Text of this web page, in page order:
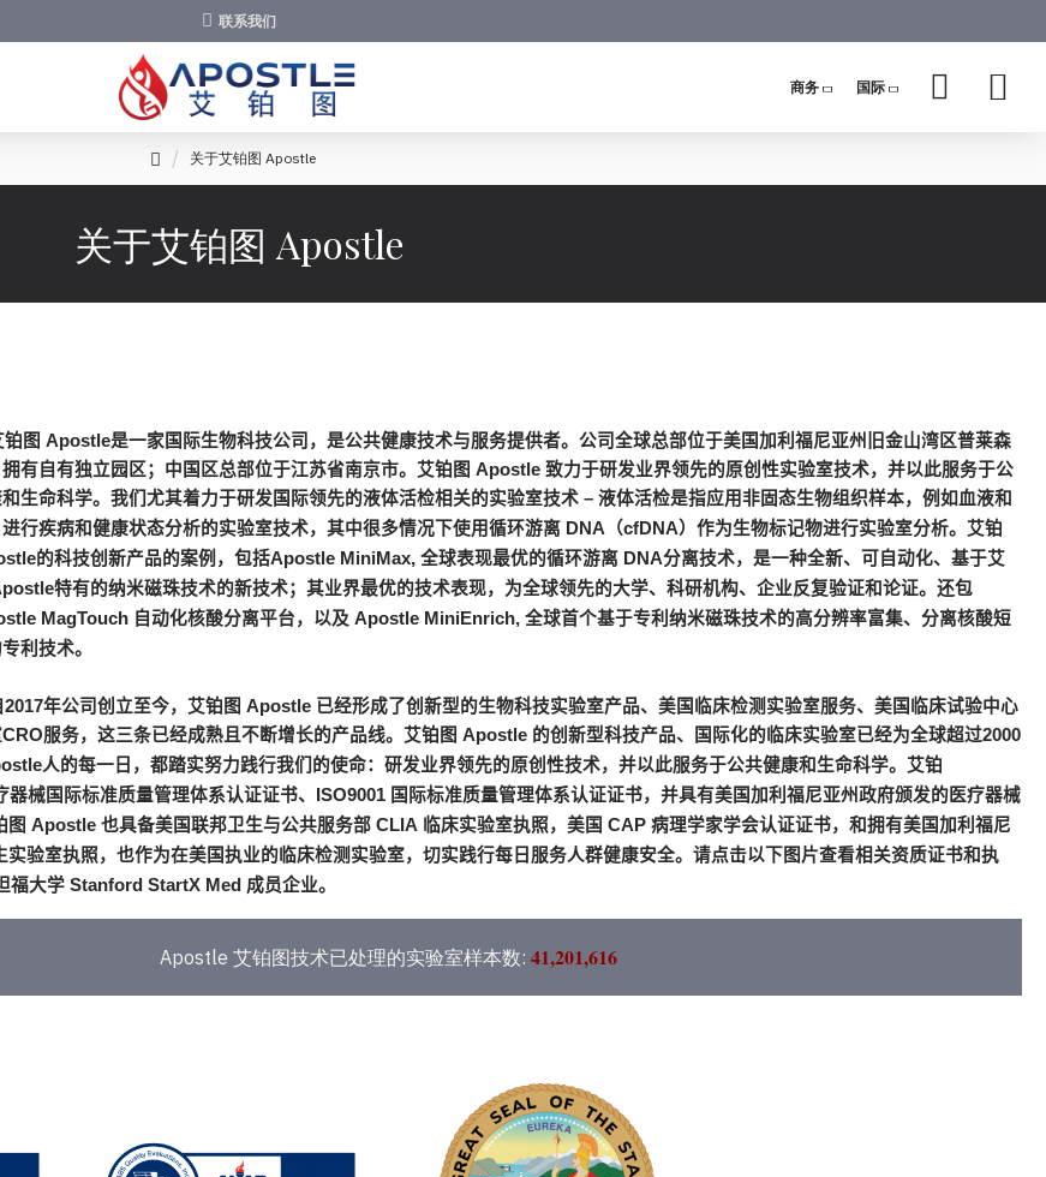
联系我们
商务 国际
关于艾铂图 Apostle
关于艾铂图 Apostle
铂图 Apostle是一家国际生物科技公司，是公共健康技术与服务提供者。公司全球总部位于美国加利福尼亚州旧金山湾区普莱森
有自有独立园区；中国区总部位于江苏省南京市。艾铂图 Apostle 致力于研发业界领先的原创性实验室技术，并以此服务于公
生命科学。我们尤其着力于研发国际领先的液体活检相关的实验室技术 – 液体活检是指应用非固态生物组织样本，例如血液和
行疾病和健康状态分析的实验室技术，其中很多情况下使用循环游离 DNA （cfDNA）作为生物标记物进行实验室分析。 艾铂
的科技创新产品的案例，包括Apostle MiniMax, 全球表现最优的循环游离 DNA分离技术，是一种全新、可自动化、基于艾
特有的纳米磁珠技术的新技术；其业界最优的技术表现，为全球领先的大学、科研机构、企业反复验证和论证。还包
MagTouch 自动化核酸分离平台，以及 Apostle MiniEnrich, 全球首个基于专利纳米磁珠技术的高分辨率富集、分离核酸短
利技术。
2017年公司创立至今，艾铂图 Apostle 已经形成了创新型的生物科技实验室产品、美国临床检测实验室服务、美国临床试验中心
CRO服务，这三条已经成熟且不断增长的产品线。艾铂图 Apostle 的创新型科技产品、国际化的临床实验室已经为全球超过2000
人的每一日，都踏实努力践行我们的使命：研发业界领先的原创性技术，并以此服务于公共健康和生命科学。 艾铂
器械国际标准质量管理体系认证证书、 ISO9001 国际标准质量管理体系认证证书，并具有美国加利福尼亚州政府颁发的医疗器械
图 Apostle 也具备美国联邦卫生与公共服务部 CLIA 临床实验室执照，美国 CAP 病理学家学会认证证书，和拥有美国加利福尼
实验室执照，也作为在美国执业的临床检测实验室，切实践行每日服务人群健康安全。请点击以下图片查看相关资质证书和执
福大学 Stanford StartX Med 成员企业。
Apostle 艾铂图技术已处理的实验室样本数:41,201,617